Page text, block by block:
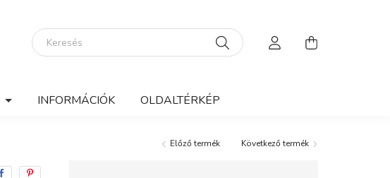
INFORMÁCIÓK OLDALTÉRKÉP
Előző termék Következő termék